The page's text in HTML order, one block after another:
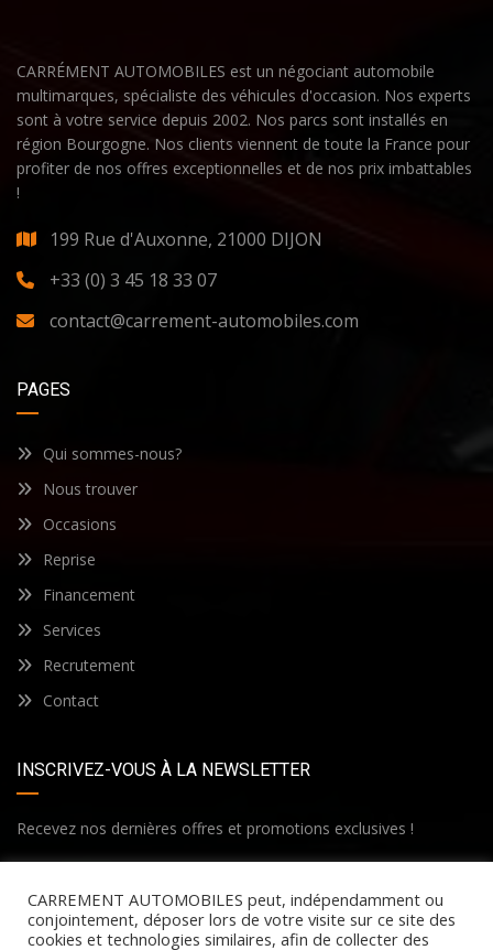
CARRÉMENT AUTOMOBILES est un négociant automobile
multimarques, spécialiste des véhicules d'occasion. Nos experts
sont à votre service depuis 2002. Nos parcs sont installés en
région Bourgogne. Nos clients viennent de toute la France pour
profiter de nos offres exceptionnelles et de nos prix imbattables
!
199 Rue d'Auxonne, 21000 DIJON
+33 (0) 3 45 18 33 07
contact@carrement-automobiles.com
PAGES
Qui sommes-nous?
Nous trouver
Occasions
Reprise
Financement
Services
Recrutement
Contact
INSCRIVEZ-VOUS À LA NEWSLETTER
Recevez nos dernières offres et promotions exclusives !
CARREMENT AUTOMOBILES peut, indépendamment ou
conjointement, déposer lors de votre visite sur ce site des
cookies et technologies similaires, afin de collecter des